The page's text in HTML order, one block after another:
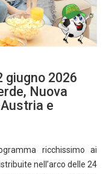
giugno 2026
Nuova
e
ricchissimo ai
nell’arco delle 24